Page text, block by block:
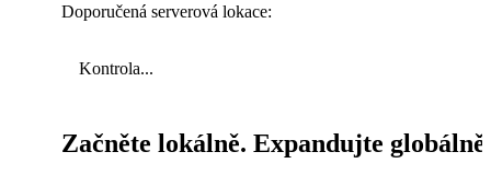
Doporučená serverová lokace:
Kontrola...
Začněte lokálně. Expandujte globálně